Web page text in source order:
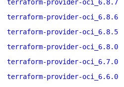
terraform-provider-oci_6.8.7
terraform-provider-oci_6.8.6
terraform-provider-oci_6.8.5
terraform-provider-oci_6.8.0
terraform-provider-oci_6.7.0
terraform-provider-oci_6.6.0